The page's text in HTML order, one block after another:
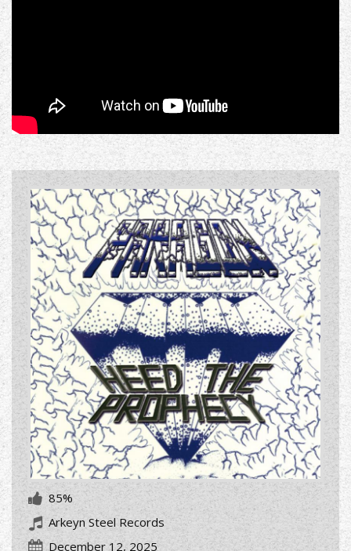
85%
Arkeyn Steel Records
December 12, 2025